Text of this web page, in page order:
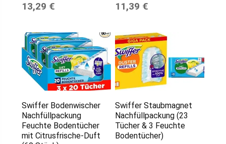
13,29 € 11,39 €
Swiffer Bodenwischer
Nachfüllpackung
Feuchte Bodentücher
mit Citrusfrische-Duft
Swiffer Staubmagnet
Nachfüllpackung (23
Tücher & 3 Feuchte
Bodentücher)